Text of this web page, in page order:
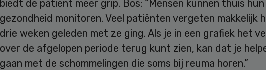
biedt de patiënt meer grip. Bos: “Mensen kunnen thuis hun
gezondheid monitoren. Veel patiënten vergeten makkelijk
drie weken geleden met ze ging. Als je in een grafiek het
over de afgelopen periode terug kunt zien, kan dat je
gaan met de schommelingen die soms bij reuma horen.”